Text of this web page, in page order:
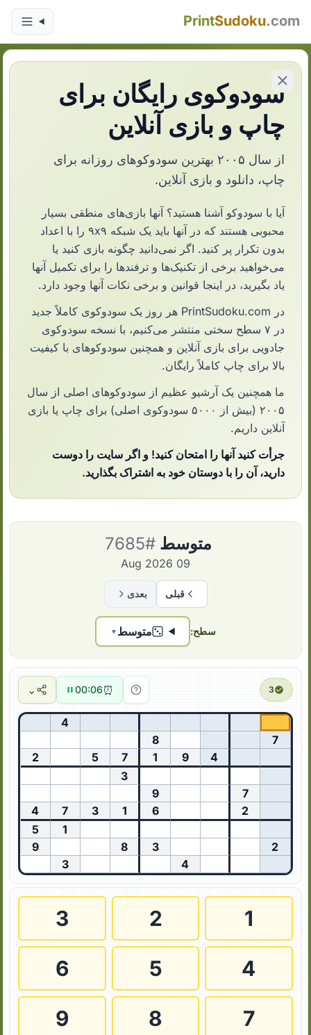
PrintSudoku.com
سودوکوی رایگان برای
چاپ و بازی آنلاین
از سال ۲۰۰۵ بهترین سودوکوهای روزانه برای
چاپ، دانلود و بازی آنلاین.
آیا با سودوکو آشنا هستید؟ آنها بازی‌های منطقی بسیار
محبوبی هستند که در آنها باید یک شبکه ۹x۹ را با اعداد
بدون تکرار پر کنید. اگر نمی‌دانید چگونه بازی کنید یا
می‌خواهید برخی از تکنیک‌ها و ترفندها را برای تکمیل آنها
یاد بگیرید، در اینجا قوانین و برخی نکات آنها وجود دارد.
در PrintSudoku.com هر روز یک سودوکوی کاملاً جدید
در ۷ سطح سختی منتشر می‌کنیم، با نسخه سودوکوی
جادویی برای بازی آنلاین و همچنین سودوکوهای با کیفیت
بالا برای چاپ کاملاً رایگان.
ما همچنین یک آرشیو عظیم از سودوکوهای اصلی از سال
۲۰۰۵ (بیش از ۵۰۰۰ سودوکوی اصلی) برای چاپ یا بازی
آنلاین داریم.
جرأت کنید آنها را امتحان کنید! و اگر سایت را دوست
دارید، آن را با دوستان خود به اشتراک بگذارید.
متوسط #7685
09 Aug 2026
قبلی بعدی
سطح: متوسط ▼
3
⏰
00:07
⌄
4
7
8
4
9
1
7
5
2
3
7
9
2
6
1
3
7
4
1
5
2
3
8
9
4
3
1
2
3
4
5
6
7
8
9